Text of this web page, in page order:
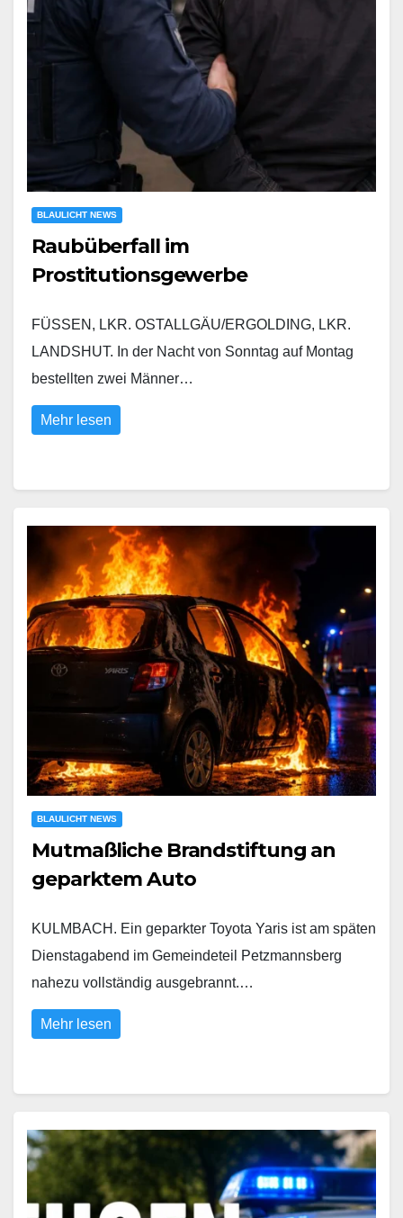
BLAULICHT NEWS
Raubüberfall im
Prostitutionsgewerbe
FÜSSEN, LKR. OSTALLGÄU/ERGOLDING, LKR.
LANDSHUT. In der Nacht von Sonntag auf Montag
bestellten zwei Männer…
Mehr lesen
BLAULICHT NEWS
Mutmaßliche Brandstiftung an
geparktem Auto
KULMBACH. Ein geparkter Toyota Yaris ist am späten
Dienstagabend im Gemeindeteil Petzmannsberg
nahezu vollständig ausgebrannt.…
Mehr lesen